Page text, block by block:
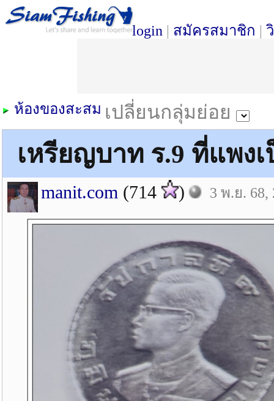
login | สมัครสมาชิก |
เปลี่ยนกลุ่มย่อย
ห้องของสะสม
เหรียญบาท ร.9 ที่แพง
manit.com (714 ) 3 พ.ย. 68,